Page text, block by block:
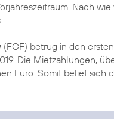
Nach
(FCF) betrug in den
Die Mietzahlungen,
Euro. Somit belief sich